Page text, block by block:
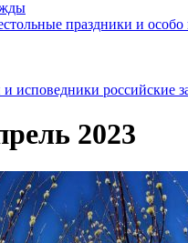
праздники и
исповедники российские
2023